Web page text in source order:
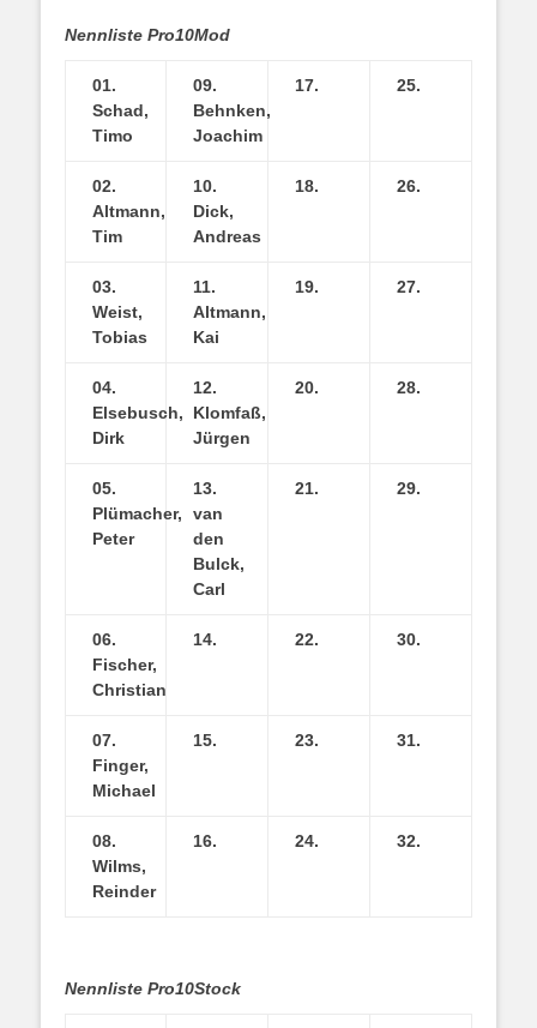
Nennliste Pro10Mod
01.
Schad,
Timo
09.
Behnken,
Joachim
17. 25.
02.
Altmann,
Tim
10.
Dick,
Andreas
18. 26.
03.
Weist,
Tobias
11.
Altmann,
Kai
19. 27.
04.
Elsebusch,
Dirk
12.
Klomfaß,
Jürgen
20. 28.
05.
Plümacher,
Peter
13.
van
den
Bulck,
Carl
21. 29.
06.
Fischer,
Christian
14. 22. 30.
07.
Finger,
Michael
15. 23. 31.
08.
Wilms,
Reinder
16. 24. 32.
Nennliste Pro10Stock